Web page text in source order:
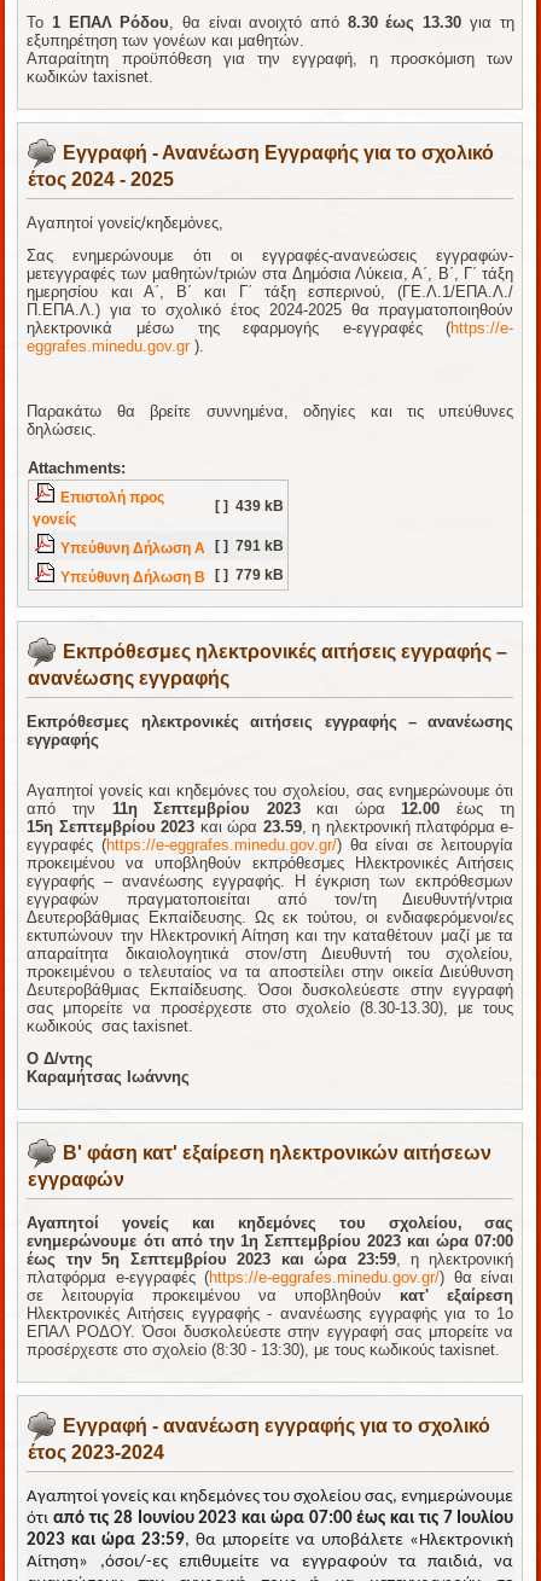
Το 1 ΕΠΑΛ Ρόδου , θα είναι ανοιχτό από 8.30 έως 13.30 για τη
εξυπηρέτηση των γονέων και μαθητών.
Απαραίτητη προϋπόθεση για την εγγραφή, η προσκόμιση των
κωδικών taxisnet.
Εγγραφή - Ανανέωση Εγγραφής για το σχολικό
έτος 2024 - 2025
Αγαπητοί γονείς/κηδεμόνες,
Σας ενημερώνουμε ότι οι εγγραφές-ανανεώσεις εγγραφών-
μετεγγραφές των μαθητών/τριών στα Δημόσια Λύκεια, Α΄, Β΄, Γ΄ τάξη
ημερησίου και Α΄, Β΄ και Γ΄ τάξη εσπερινού, (ΓΕ.Λ.1/ΕΠΑ.Λ./
Π.ΕΠΑ.Λ.) για το σχολικό έτος 2024-2025 θα πραγματοποιηθούν
ηλεκτρονικά μέσω της εφαρμογής e-εγγραφές (https://e-
eggrafes.minedu.gov.gr).
Παρακάτω θα βρείτε συννημένα, οδηγίες και τις υπεύθυνες
δηλώσεις.
Attachments:
Επιστολή προς
γονείς
[ ] 439 kB
Υπεύθυνη Δήλωση Α [ ] 791 kB
Υπεύθυνη Δήλωση Β
[ ] 779 kB
Εκπρόθεσμες ηλεκτρονικές αιτήσεις εγγραφής –
ανανέωσης εγγραφής
Εκπρόθεσμες ηλεκτρονικές αιτήσεις εγγραφής – ανανέωσης
εγγραφής
Αγαπητοί γονείς και κηδεμόνες του σχολείου, σας ενημερώνουμε ότι
από την 11η Σεπτεμβρίου 2023και ώρα 12.00 έως τη
15η Σεπτεμβρίου 2023 και ώρα 23.59, η ηλεκτρονική πλατφόρμα e-
εγγραφές (https://e-eggrafes.minedu.gov.gr/) θα είναι σε λειτουργία
προκειμένου να υποβληθούν εκπρόθεσμες Ηλεκτρονικές Αιτήσεις
εγγραφής – ανανέωσης εγγραφής. Η έγκριση των εκπρόθεσμων
εγγραφών πραγματοποιείται από τον/τη Διευθυντή/ντρια
Δευτεροβάθμιας Εκπαίδευσης. Ως εκ τούτου, οι ενδιαφερόμενοι/ες
εκτυπώνουν την Ηλεκτρονική Αίτηση και την καταθέτουν μαζί με τα
απαραίτητα δικαιολογητικά στον/στη Διευθυντή του σχολείου,
προκειμένου ο τελευταίος να τα αποστείλει στην οικεία Διεύθυνση
Δευτεροβάθμιας Εκπαίδευσης. Όσοι δυσκολεύεστε στην εγγραφή
σας μπορείτε να προσέρχεστε στο σχολείο (8.30-13.30), με τους
κωδικούς σας taxisnet.
Ο Δ/ντης
Καραμήτσας Ιωάννης
Β' φάση κατ' εξαίρεση ηλεκτρονικών αιτήσεων
εγγραφών
Αγαπητοί γονείς και κηδεμόνες του σχολείου, σας
ενημερώνουμε ότι από την 1η Σεπτεμβρίου 2023 και ώρα 07:00
έως την 5η Σεπτεμβρίου 2023 και ώρα 23:59, η ηλεκτρονική
πλατφόρμα e-εγγραφές (https://e-eggrafes.minedu.gov.gr/) θα είναι
σε λειτουργία προκειμένου να υποβληθούν κατ' εξαίρεση
Ηλεκτρονικές Αιτήσεις εγγραφής - ανανέωσης εγγραφής για το 1ο
ΕΠΑΛ ΡΟΔΟΥ. Όσοι δυσκολεύεστε στην εγγραφή σας μπορείτε να
προσέρχεστε στο σχολείο (8:30 - 13:30), με τους κωδικούς taxisnet.
Εγγραφή - ανανέωση εγγραφής για το σχολικό
έτος 2023-2024
Αγαπητοί γονείς και κηδεμόνες του σχολείου σας, ενημερώνουμε
ότιαπό τις 28 Ιουνίου 2023 και ώρα 07:00 έως και τις 7 Ιουλίου
2023 και ώρα 23:59, θα μπορείτε να υποβάλετε «Ηλεκτρονική
Αίτηση» ,όσοι/-ες επιθυμείτε να εγγραφούν τα παιδιά, να